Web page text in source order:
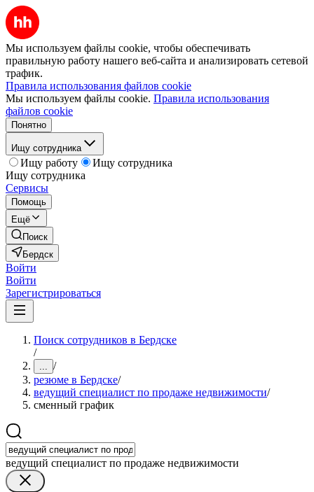
Мы используем файлы cookie, чтобы обеспечивать
правильную работу нашего веб-сайта и анализировать сетевой
трафик.
Правила использования файлов cookie
Мы используем файлы cookie. Правила использования
файлов cookie
Понятно
Ищу сотрудника
Ищу работу
Ищу сотрудника
Ищу сотрудника
Сервисы
Помощь
Ещё
Поиск
Бердск
Войти
Войти
Зарегистрироваться
Поиск сотрудников в Бердске
/
... /
резюме в Бердске/
ведущий специалист по продаже недвижимости/
сменный график
ведущий специалист по продаже недвижимости